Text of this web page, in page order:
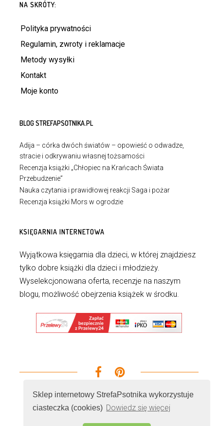
Sklep internetowy StrefaPsotnika wykorzystuje
ciasteczka (cookies) Dowiedz się więcej
NA SKRÓTY:
Polityka prywatności
Regulamin, zwroty i reklamacje
Metody wysyłki
Kontakt
Moje konto
BLOG STREFAPSOTNIKA.PL
Adija – córka dwóch światów – opowieść o odwadze,
stracie i odkrywaniu własnej tożsamości
Recenzja książki „Chłopiec na Krańcach Świata
Przebudzenie”
Nauka czytania i prawidłowej reakcji Saga i pożar
Recenzja książki Mors w ogrodzie
KSIĘGARNIA INTERNETOWA
Wyjątkowa księgarnia dla dzieci, w której znajdziesz
tylko dobre książki dla dzieci i młodzieży.
Wyselekcjonowana oferta, recenzje na naszym
blogu, możliwość obejrzenia książek w środku.
© 2026 - Wszelkie prawa zastrzeżone. Realizacja i
Cenobitz.com Marketing Internetowy